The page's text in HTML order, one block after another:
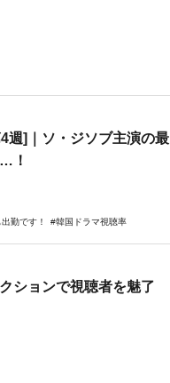
週]｜ソ・ジソブ主演の最
！
勤です！ 韓国ドラマ視聴率
ションで視聴者を魅了